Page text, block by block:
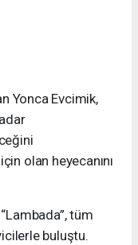
Yonca Evcimik,
olan heyecanını
tüm
buluştu.